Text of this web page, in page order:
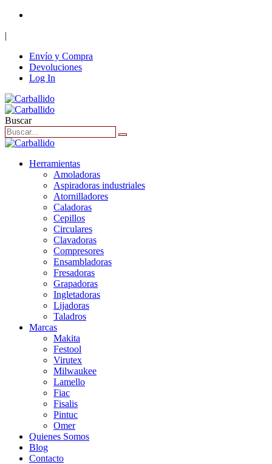
|
Envío y Compra
Devoluciones
Log In
Buscar
Herramientas
Amoladoras
Aspiradoras industriales
Atornilladores
Caladoras
Cepillos
Circulares
Clavadoras
Compresores
Ensambladoras
Fresadoras
Grapadoras
Ingletadoras
Lijadoras
Taladros
Marcas
Makita
Festool
Virutex
Milwaukee
Lamello
Fiac
Fisalis
Pintuc
Omer
Quienes Somos
Blog
Contacto